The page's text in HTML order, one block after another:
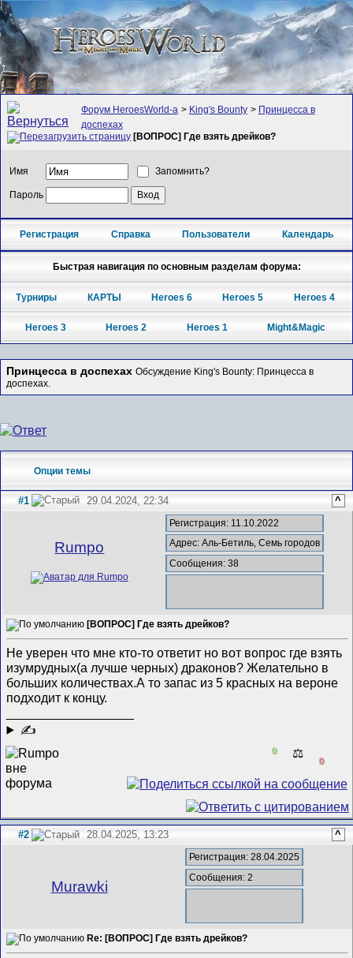
Форум HeroesWorld-а > King's Bounty > Принцесса в
доспехах
[ВОПРОС] Где взять дрейков?
Имя Запомнить?
Пароль
Регистрация Справка Пользователи Календарь
Быстрая навигация по основным разделам форума:
Турниры КАРТЫ Heroes 6 Heroes 5 Heroes 4
Heroes 3 Heroes 2 Heroes 1 Might&Magic
Принцесса в доспехах Обсуждение King's Bounty: Принцесса в
доспехах.
Опции темы
#1 29.04.2024, 22:34 ^
Rumpo
Регистрация: 11.10.2022
Адрес: Аль-Бетиль, Семь городов
Сообщения: 38
[ВОПРОС] Где взять дрейков?
Не уверен что мне кто-то ответит но вот вопрос где взять
изумрудных(а лучше черных) драконов? Желательно в
больших количествах.А то запас из 5 красных на вероне
подходит к концу.
✍
0 ⚖️
0
#2 28.04.2025, 13:23 ^
Murawki
Регистрация: 28.04.2025
Сообщения: 2
Re: [ВОПРОС] Где взять дрейков?